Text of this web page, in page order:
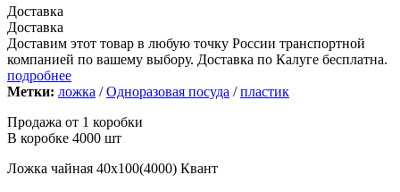
Доставка
Доставка
Доставим этот товар в любую точку России транспортной
компанией по вашему выбору. Доставка по Калуге бесплатна.
подробнее
Метки: ложка /Одноразовая посуда /пластик
Продажа от 1 коробки
В коробке 4000 шт
Ложка чайная 40х100(4000) Квант